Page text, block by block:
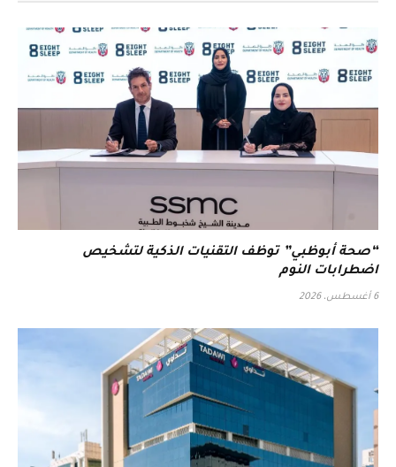
“صحة أبوظبي” توظف التقنيات الذكية لتشخيص
اضطرابات النوم
6 أغسطس، 2026